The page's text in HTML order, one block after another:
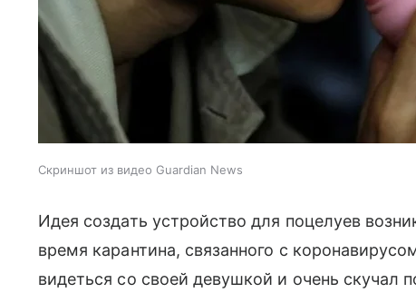
Скриншот из видео Guardian News
Идея создать устройство для поцелуев
время карантина, связанного с
видеться со своей девушкой и очень скучал